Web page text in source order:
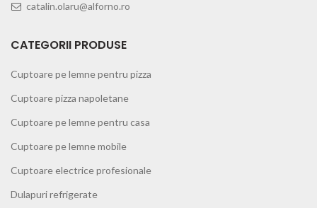
catalin.olaru@alforno.ro
CATEGORII PRODUSE
Cuptoare pe lemne pentru pizza
Cuptoare pizza napoletane
Cuptoare pe lemne pentru casa
Cuptoare pe lemne mobile
Cuptoare electrice profesionale
Dulapuri refrigerate